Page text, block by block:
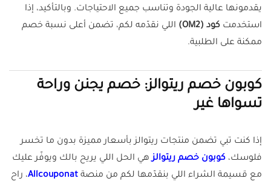
يقدمونها عالية الجودة وتناسب جميع الاحتياجات. وبالتأكيد، إذا
استخدمت كود (OM2)
اللي نقدّمه لكم، تضمن أعلى نسبة خصم
ممكنة على الطلبية.
كوبون خصم ريتوالز: خصم يجنن وراحة
تسواها غير
إذا كنت تبي تضمن منتجات ريتوالز بأسعار مميزة بدون ما تخسر
فلوسك، كوبون خصم ريتوالزهي الحل اللي يريح بالك ويوفّر عليك
مع قسيمة الشراء اللي بنقدّمها لكم من منصة Allcouponat، راح